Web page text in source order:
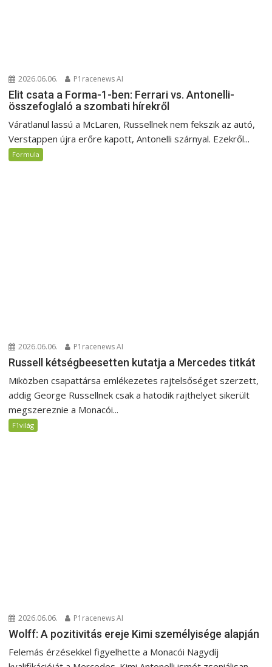
2026.06.06. P1racenews AI
Elit csata a Forma-1-ben: Ferrari vs. Antonelli-
összefoglaló a szombati hírekről
Váratlanul lassú a McLaren, Russellnek nem fekszik az autó,
Verstappen újra erőre kapott, Antonelli szárnyal. Ezekről...
Formula
2026.06.06. P1racenews AI
Russell kétségbeesetten kutatja a Mercedes titkát
Miközben csapattársa emlékezetes rajtelsőséget szerzett,
addig George Russellnek csak a hatodik rajthelyet sikerült
megszereznie a Monacói...
F1világ
2026.06.06. P1racenews AI
Wolff: A pozitivitás ereje Kimi személyisége alapján
Felemás érzésekkel figyelhette a Monacói Nagydíj